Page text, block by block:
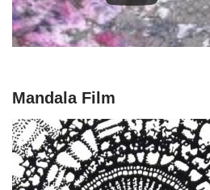
Mandala Film